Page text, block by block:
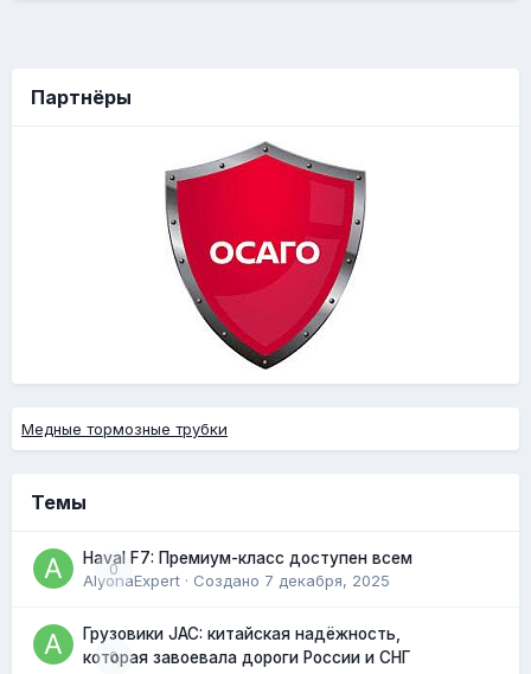
Партнёры
Медные тормозные трубки
Темы
0
Haval F7: Премиум-класс доступен всем
AlyonaExpert · Создано 7 декабря, 2025
0
Грузовики JAC: китайская надёжность,
которая завоевала дороги России и СНГ